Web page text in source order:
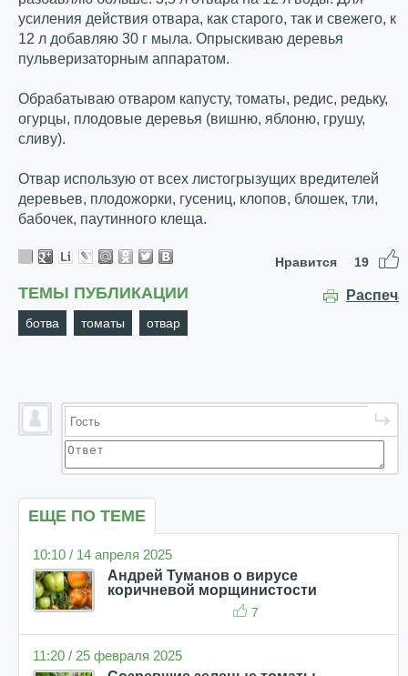
усиления действия отвара, как старого, так и свежего, к
12 л добавляю 30 г мыла. Опрыскиваю деревья
пульверизаторным аппаратом.
Обрабатываю отваром капусту, томаты, редис, редьку,
огурцы, плодовые деревья (вишню, яблоню, грушу,
сливу).
Отвар использую от всех листогрызущих вредителей
деревьев, плодожорки, гусениц, клопов, блошек, тли,
бабочек, паутинного клеща.
Нравится 19
ТЕМЫ ПУБЛИКАЦИИ
ботва томаты отвар
ЕЩЕ ПО ТЕМЕ
10:10 / 14 апреля 2025
Андрей Туманов о вирусе
коричневой морщинистости
7
11:20 / 25 февраля 2025